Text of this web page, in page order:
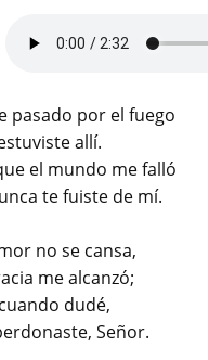
pasado por el fuego
allí.
el mundo me falló
te fuiste de mí.
no se cansa,
me alcanzó;
dudé,
Señor.